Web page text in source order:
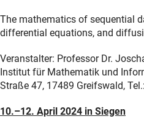
The mathematics of sequential
differential equations, and
Veranstalter: Professor Dr.
Institut für Mathematik und
Straße 47, 17489 Greifswald,
10.–12. April 2024 in Siegen